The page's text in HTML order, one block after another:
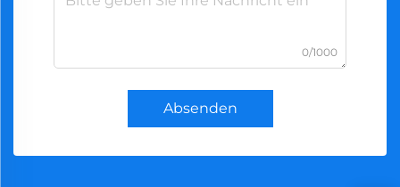
0/1000
Absenden